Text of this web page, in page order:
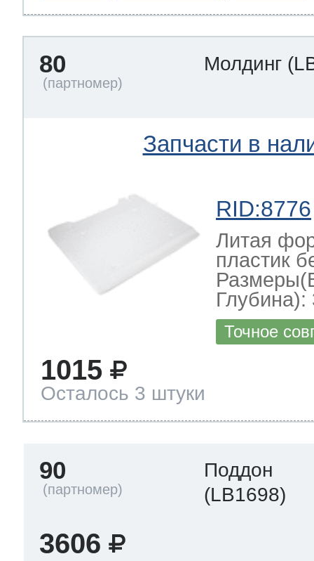
80 Молдинг
Запчасти в
RID:8776
Литая
пластик
Глубина):
Точное
1015
Осталось 3 штуки
90
Поддон
(LB1698)
3606